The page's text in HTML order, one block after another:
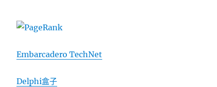
Embarcadero TechNet
Delphi盒子